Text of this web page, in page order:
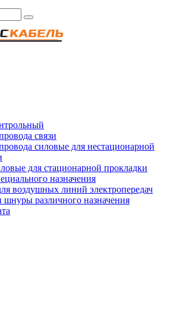
связи
силовые для нестационарной
для стационарной прокладки
назначения
воздушных линий электропередач
шнуры различного назначения